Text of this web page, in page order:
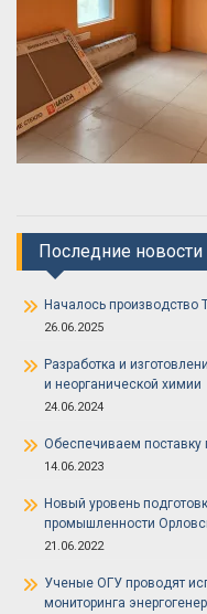
Последние новости
Началось производство
26.06.2025
Разработка и
и неорганической химии
24.06.2024
Обеспечиваем поставку
14.06.2023
Новый уровень
промышленности
21.06.2022
Ученые ОГУ проводят
мониторинга